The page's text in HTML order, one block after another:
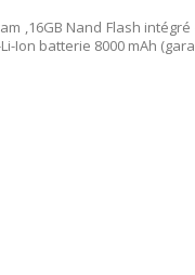
,16GB Nand Flash
batterie 8000 mAh